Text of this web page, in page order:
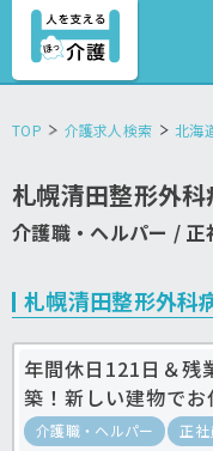
TOP 介護求人検索 北海
札幌清田整形外
介護職・ヘルパー / 正
札幌清田整形外科
年間休日121日＆
築！新しい建物でお
介護職・ヘルパー 正社